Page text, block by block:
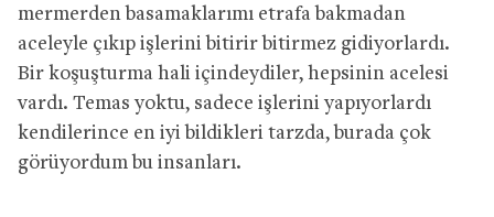
mermerden basamaklarımı etrafa bakmadan
aceleyle çıkıp işlerini bitirir bitirmez gidiyorlardı.
Bir koşuşturma hali içindeydiler, hepsinin acelesi
vardı. Temas yoktu, sadece işlerini yapıyorlardı
kendilerince en iyi bildikleri tarzda, burada çok
görüyordum bu insanları.